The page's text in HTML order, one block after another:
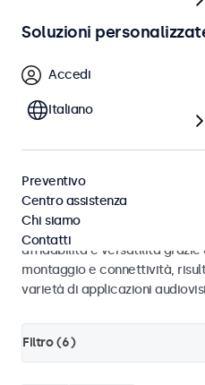
Schermi per
Monitor e schermi touch
audiovisivi professionali e
affidabilità e versatilità grazie
montaggio e connettività,
varietà di applicazioni
Filtro (6)
Soluzioni
Accedi
Italiano
Preventivo
Centro assistenza
Chi siamo
Contatti